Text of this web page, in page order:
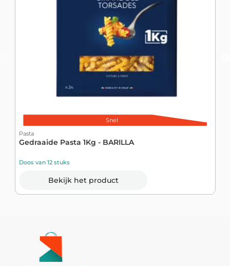
Snel
Pasta
Gedraaide Pasta 1Kg - BARILLA
Doos van 12 stuks
Bekijk het product